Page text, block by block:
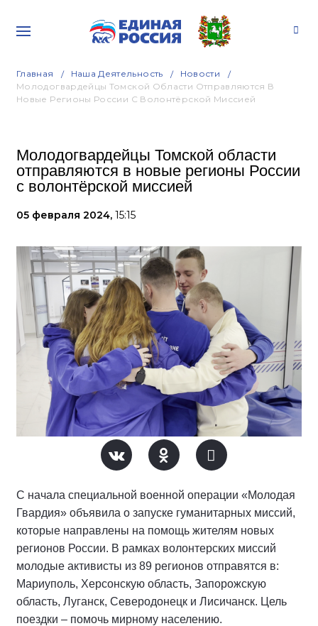
Главная Наша Деятельность
Новости
Молодогвардейцы Томской Области Отправляются В
Новые Регионы России С Волонтёрской Миссией
Молодогвардейцы Томской области
отправляются в новые регионы России
с волонтёрской миссией
05 февраля 2024, 15:15
С начала специальной военной операции «Молодая
Гвардия» объявила о запуске гуманитарных миссий,
которые направлены на помощь жителям новых
регионов России. В рамках волонтерских миссий
молодые активисты из 89 регионов отправятся в:
Мариуполь, Херсонскую область, Запорожскую
область, Луганск, Северодонецк и Лисичанск. Цель
поездки – помочь мирному населению.